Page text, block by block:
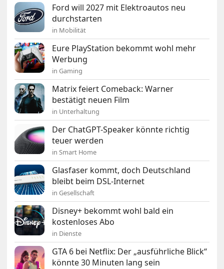
Ford will 2027 mit Elektroautos neu
durchstarten
in Mobilität
Eure PlayStation bekommt wohl mehr
Werbung
in Gaming
Matrix feiert Comeback: Warner
bestätigt neuen Film
in Unterhaltung
Der ChatGPT-Speaker könnte richtig
teuer werden
in Smart Home
Glasfaser kommt, doch Deutschland
bleibt beim DSL-Internet
in Gesellschaft
Disney+ bekommt wohl bald ein
kostenloses Abo
in Dienste
GTA 6 bei Netflix: Der „ausführliche Blick“
könnte 30 Minuten lang sein